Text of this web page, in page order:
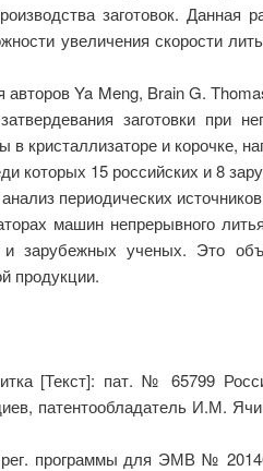
заготовок. Данная
увеличения скорости
Ya Meng, Brain G.
заготовки при
кристаллизаторе и корочке,
которых 15 российских и 8
периодических
машин непрерывного
зарубежных ученых. Это
продукции.
[Текст]: пат. № 65799
патентообладатель И.М.
программы для ЭМВ №